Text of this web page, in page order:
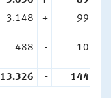
3.148 + 99
488 - 10
13.326 - 144